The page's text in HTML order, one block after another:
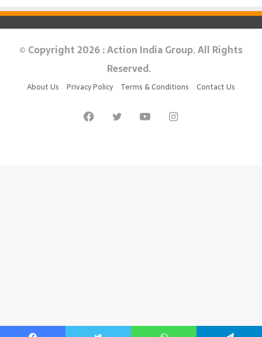
© Copyright 2026 : Action India Group. All Rights
Reserved.
About Us Privacy Policy Terms & Conditions Contact Us
FacebookTwitter YouTubeInstagram